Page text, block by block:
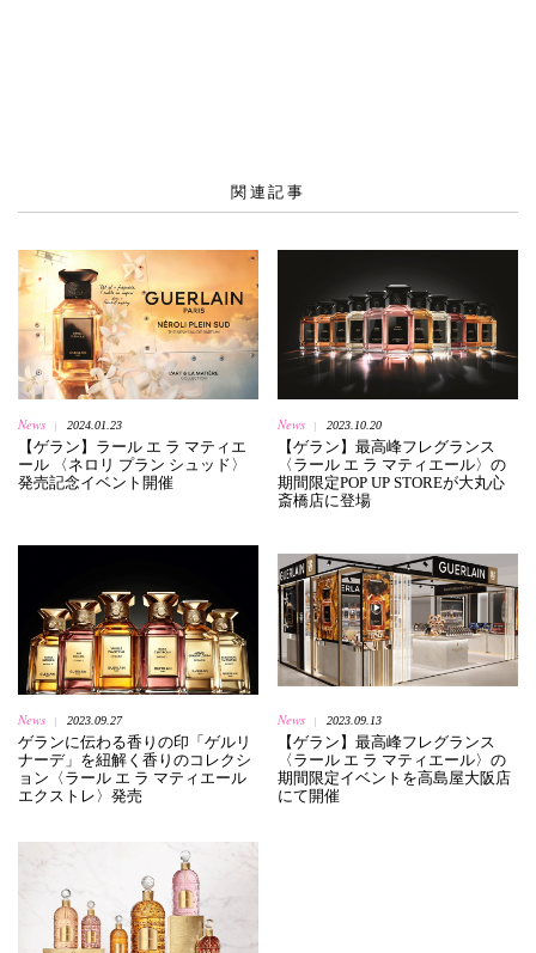
関連記事
News 2024.01.23
【ゲラン】ラール エ ラ マティエ
ール 〈ネロリ プラン シュッド〉
発売記念イベント開催
News 2023.10.20
【ゲラン】最高峰フレグランス
〈ラール エ ラ マティエール〉の
期間限定POP UP STOREが大丸心
斎橋店に登場
News 2023.09.27
ゲランに伝わる香りの印「ゲルリ
ナーデ」を紐解く香りのコレクシ
ョン〈ラール エ ラ マティエール
エクストレ〉発売
News 2023.09.13
【ゲラン】最高峰フレグランス
〈ラール エ ラ マティエール〉の
期間限定イベントを高島屋大阪店
にて開催